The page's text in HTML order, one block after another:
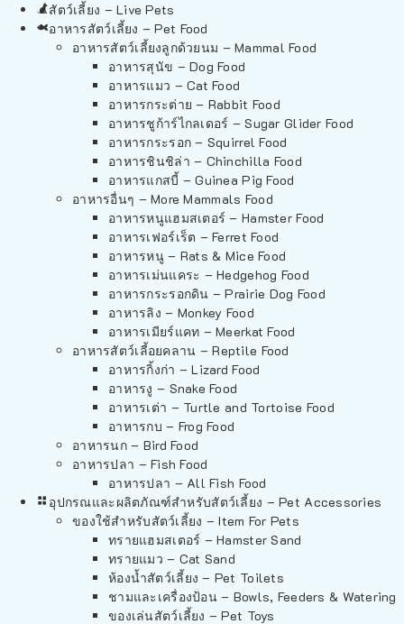
สัตว์เลี้ยง – Live Pets
อาหารสัตว์เลี้ยง – Pet Food
อาหารสัตว์เลี้ยงลูกด้วยนม – Mammal Food
อาหารสุนัข – Dog Food
อาหารแมว – Cat Food
อาหารกระต่าย – Rabbit Food
อาหารชูก้าร์ไกลเดอร์ – Sugar Glider Food
อาหารกระรอก – Squirrel Food
อาหารชินชิล่า – Chinchilla Food
อาหารแกสบี้ – Guinea Pig Food
อาหารอื่นๆ – More Mammals Food
อาหารหนูแฮมสเตอร์ – Hamster Food
อาหารเฟอร์เร็ต – Ferret Food
อาหารหนู – Rats & Mice Food
อาหารเม่นแคระ – Hedgehog Food
อาหารกระรอกดิน – Prairie Dog Food
อาหารลิง – Monkey Food
อาหารเมียร์แคท – Meerkat Food
อาหารสัตว์เลี้อยคลาน – Reptile Food
อาหารกิ้งก่า – Lizard Food
อาหารงู – Snake Food
อาหารเต่า – Turtle and Tortoise Food
อาหารกบ – Frog Food
อาหารนก – Bird Food
อาหารปลา – Fish Food
อาหารปลา – All Fish Food
อุปกรณและผลิตภัณฑ์สำหรับสัตว์เลี้ยง – Pet Accessories
ของใช้สำหรับสัตว์เลี้ยง – Item For Pets
ทรายแฮมสเตอร์ – Hamster Sand
ทรายแมว – Cat Sand
ห้องน้ำสัตว์เลี้ยง – Pet Toilets
ชามและเครื่องป้อน – Bowls, Feeders & Watering
ของเล่นสัตว์เลี้ยง – Pet Toys